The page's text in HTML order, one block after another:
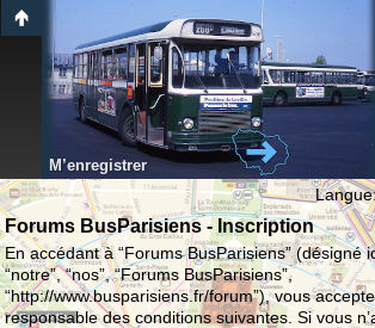
M’enregistrer
Forums BusParisiens - Inscription
En accédant à “Forums BusParisiens” (désigné
“notre”, “nos”, “Forums BusParisiens”,
“http://www.busparisiens.fr/forum”), vous
responsable des conditions suivantes. Si vous